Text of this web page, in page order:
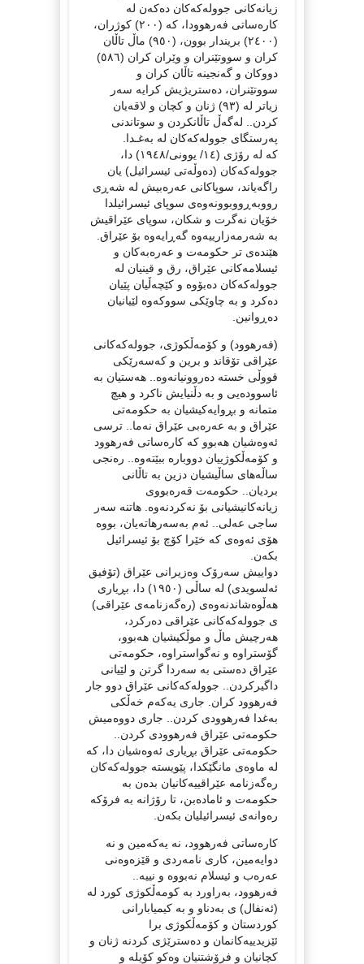
زیانەکانی جوولەکەکان دەکەن لە
کارەساتی فەرهوودا، کە (٢٠٠) کوژران،
(٢٤٠٠) بریندار بوون، (٩٥٠) ماڵ تاڵان
کران و سووتێنران و وێران کران (٥٨٦)
دووکان و گەنجینە تاڵان کران و
سووتێنران، دەستریژیش کرایە سەر
زیاتر لە (٩٣) ژنان و کچان و لاقەیان
کردن.. لەگەڵ تاڵانکردن و سوتاندنی
پەرستگای جوولەکەکان لە بەغـدا.
کە لە رۆژی (١٤/ یوونی/١٩٤٨) دا،
جوولەکەکان (ده‌وڵه‌تی ئیسرائیل) یان
راگەیاند، سوپاکانی عەرەبیش لە شەڕی
رووبەڕووبوونەوەی سوپای ئیسرائیلدا
خۆیان نەگرت و شکان، سوپای عێراقیش
بە شەرمەزارییەوە گەڕایەوە بۆ عێراق.
هێندەی تر حکومەت و عەرەبەکان و
ئیسلامەکانی عێراق، رق و قینیان لە
جوولەکەکان دەبۆوە و کێچەڵیان پێیان
دەکرد و بە چاوێکی سووکەوە لێیانیان
دەڕوانین.
(فەرهوود) و کۆمەڵکوژی، جوولەکەکانی
عێراقی تۆقاند و برین و کەسەرێکی
قووڵی خستە دەروونیانەوە.. هەستیان بە
ئاسوودەیی و بە دڵنیایش ناکرد و هیچ
متمانە و بڕوایەکیشیان بە حکومەتی
عێراق و بە عەرەبی عێراق نەما.. ترسی
ئەوەشیان هەبوو کە کارەساتی فەرهوود
و کۆمەڵکوژییان دووبارە ببێتەوە.. رەنجی
ساڵەهای ساڵیشیان دزین بە تاڵانی
بردیان.. حکومەت قەرەبووی
زیانەکانیشیانی بۆ نەکردنەوە. هاتنە سەر
ساجی عەلی.. ئەم بەسەرهاتەیان، بووە
هۆی ئەوەی کە خێرا کۆچ بۆ ئیسرائیل
بکەن.
دواییش سەرۆک وەزیرانی عێراق (تۆفیق
ئەلسويدی) لە ساڵی (١٩٥٠) دا، بڕیاری
هەڵوەشاندنەوەی (رەگەزنامەی عێراقی)
ی جوولەکەکانی عێراقی دەرکرد،
هەرچیش ماڵ و موڵکیشیان هەبوو،
گۆستراوە و نەگواستراوە، حکومەتی
عێراق دەستی بە سەردا گرتن و لێیانی
داگیرکردن.. جوولەکەکانی عێراق دوو جار
فەرهوود کران. جاری یەکەم خەڵکی
بەغدا فەرهوودی کردن.. جاری دووەمیش
حکومەتی عێراق فەرهوودی کردن..
حکومەتی عێراق بڕیاری ئەوەشیان دا، کە
لە ماوەی مانگێکدا، پێویستە جوولەکەکان
رەگەزنامە عێراقییەکانیان بدەن بە
حکومەت و ئامادەبن، تا رۆژانە بە فرۆکە
رەوانەی ئیسرائیلیان بکەن.
کارەساتی فەرهوود، نە یەکەمین و نە
دوایەمین، کاری نامەردی و قێزەوەنی
عەرەب و ئیسلام نەبووە و نییە..
فەرهوود، بەراورد بە کومەڵکوژی کورد لە
(ئەنفال) ی بەدناو و بە کیمیابارانی
کوردستان و کۆمەڵکوژی برا
ئێزیدییەکانمان و دەسترێژی کردنە ژنان و
کچانیان و فرۆشتنیان وەکو کۆیلە و